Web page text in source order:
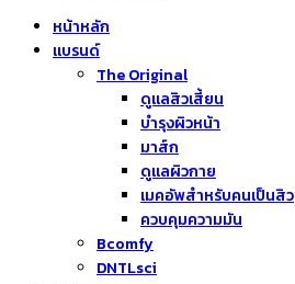
หน้าหลัก
แบรนด์
The Original
ดูแลสิวเสี้ยน
บำรุงผิวหน้า
มาส์ก
ดูแลผิวกาย
เมคอัพสำหรับคนเป็นสิว
ควบคุมความมัน
Bcomfy
DNTLsci